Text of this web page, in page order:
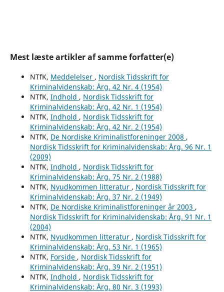
Mest læste artikler af samme forfatter(e)
NTfK, Meddelelser , Nordisk Tidsskrift for
Kriminalvidenskab: Årg. 42 Nr. 4 (1954)
NTfK, Indhold , Nordisk Tidsskrift for
Kriminalvidenskab: Årg. 42 Nr. 1 (1954)
NTfK, Indhold , Nordisk Tidsskrift for
Kriminalvidenskab: Årg. 42 Nr. 2 (1954)
NTfK, De Nordiske Kriminalistforeninger 2008 ,
Nordisk Tidsskrift for Kriminalvidenskab: Årg. 96 Nr. 1
(2009)
NTfK, Indhold , Nordisk Tidsskrift for
Kriminalvidenskab: Årg. 75 Nr. 2 (1988)
NTfK, Nyudkommen litteratur , Nordisk Tidsskrift for
Kriminalvidenskab: Årg. 37 Nr. 2 (1949)
NTfK, De Nordiske Kriminalistforeninger år 2003 ,
Nordisk Tidsskrift for Kriminalvidenskab: Årg. 91 Nr. 1
(2004)
NTfK, Nyudkommen litteratur , Nordisk Tidsskrift for
Kriminalvidenskab: Årg. 53 Nr. 1 (1965)
NTfK, Forside , Nordisk Tidsskrift for
Kriminalvidenskab: Årg. 39 Nr. 2 (1951)
NTfK, Indhold , Nordisk Tidsskrift for
Kriminalvidenskab: Årg. 80 Nr. 3 (1993)